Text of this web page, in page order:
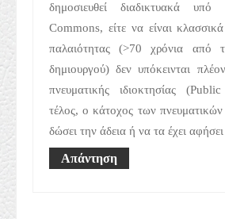
δημοσιευθεί διαδικτυακά υπό
Commons, είτε να είναι
παλαιότητας (>70 χρόνια από
δημιουργού) δεν υπόκεινται
πνευματικής ιδιοκτησίας
τέλος, ο κάτοχος των
δώσει την άδεια ή να τα έχει
Απάντηση